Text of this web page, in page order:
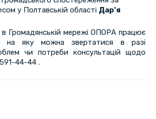
у Полтавській області Дар'я
в Громадянській мережі ОПОРА працює
на яку можна звертатися в разі
чи потреби консультацій щодо
44-44 .